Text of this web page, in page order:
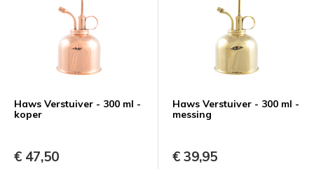
Haws Verstuiver - 300 ml -
koper
€ 47,50
Haws Verstuiver - 300 ml -
messing
€ 39,95